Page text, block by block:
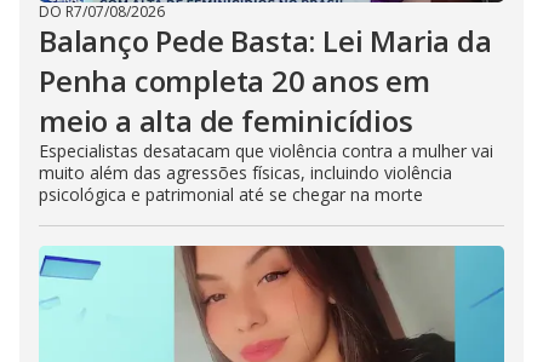
DO R7/07/08/2026
Balanço Pede Basta: Lei Maria da
Penha completa 20 anos em
meio a alta de feminicídios
Especialistas desatacam que violência contra a mulher vai
muito além das agressões físicas, incluindo violência
psicológica e patrimonial até se chegar na morte